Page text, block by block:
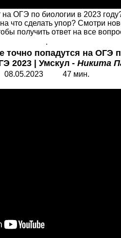
на ОГЭ по биологии в 2023
что сделать упор? Смотри
получить ответ на все
.
точно попадутся на ОГЭ
2023 | Умскул - Никита
08.05.2023 47 мин.